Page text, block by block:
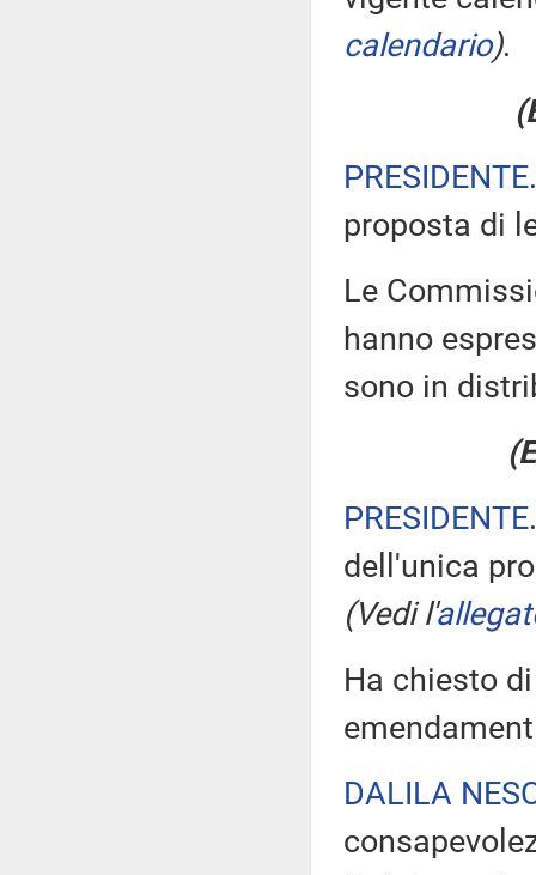
calendario).
PRESIDENTE
proposta di
Le
hanno
sono in
PRESIDENTE
dell'unica
(Vedi l'
Ha chiesto
DALILA